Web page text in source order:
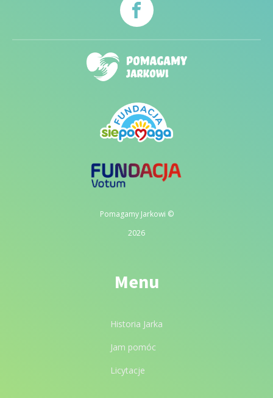
Pomagamy Jarkowi ©
2026
Menu
Historia Jarka
Jam pomóc
Licytacje